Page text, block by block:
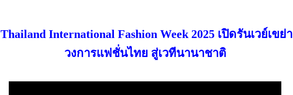
Thailand International Fashion Week 2025 เปิดรันเวย์เขย่า
วงการแฟชั่นไทย สู่เวทีนานาชาติ